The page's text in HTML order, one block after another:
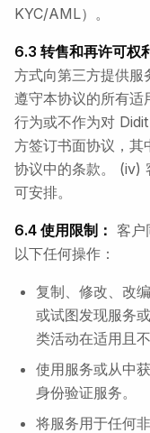
KYC/AML）。
6.3 转售和再许可权
方式向第三方提供
遵守本协议的所有
行为或不作为对
方签订书面协议，其
协议中的条款。 (iv)
可安排。
6.4 使用限制： 客户
以下任何操作：
复制、修改、改
或试图发现服务
类活动在适用且
使用服务或从中
身份验证服务。
将服务用于任何